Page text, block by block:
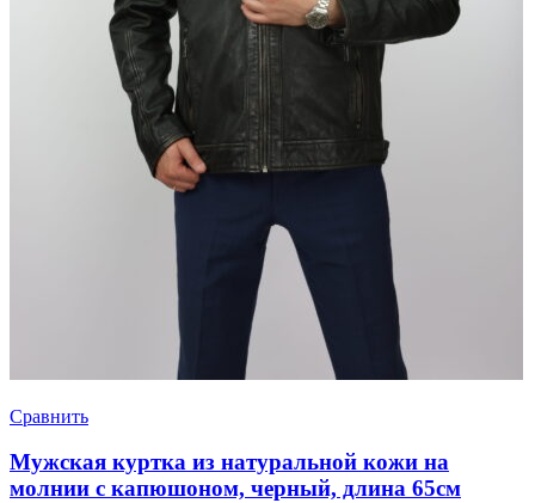
Сравнить
Мужская куртка из натуральной кожи на
молнии с капюшоном, черный, длина 65см